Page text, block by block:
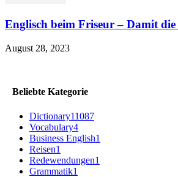
Englisch beim Friseur – Damit
August 28, 2023
Beliebte Kategorie
Dictionary11087
Vocabulary4
Business English1
Reisen1
Redewendungen1
Grammatik1